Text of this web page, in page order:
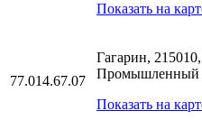
Показать на
77.014.67.07
Гагарин,
Промышленный
Показать на